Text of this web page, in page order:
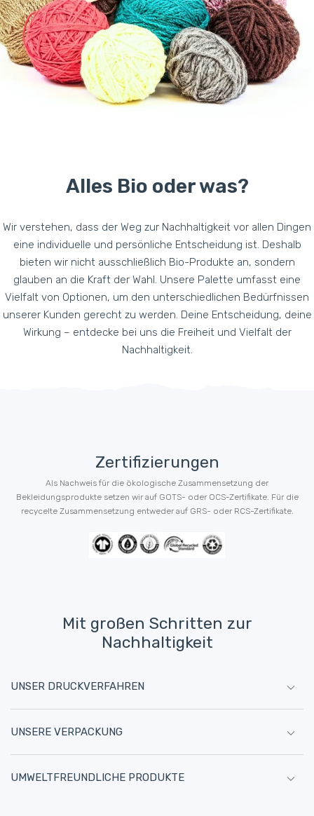
Alles Bio oder was?
Wir verstehen, dass der Weg zur Nachhaltigkeit vor allen Dingen
eine individuelle und persönliche Entscheidung ist. Deshalb
bieten wir nicht ausschließlich Bio-Produkte an, sondern
glauben an die Kraft der Wahl. Unsere Palette umfasst eine
Vielfalt von Optionen, um den unterschiedlichen Bedürfnissen
unserer Kunden gerecht zu werden. Deine Entscheidung, deine
Wirkung – entdecke bei uns die Freiheit und Vielfalt der
Nachhaltigkeit.
Zertifizierungen
Als Nachweis für die ökologische Zusammensetzung der
Bekleidungsprodukte setzen wir auf GOTS- oder OCS-Zertifikate. Für die
recycelte Zusammensetzung entweder auf GRS- oder RCS-Zertifikate.
Mit großen Schritten zur
Nachhaltigkeit
UNSER DRUCKVERFAHREN
UNSERE VERPACKUNG
UMWELTFREUNDLICHE PRODUKTE